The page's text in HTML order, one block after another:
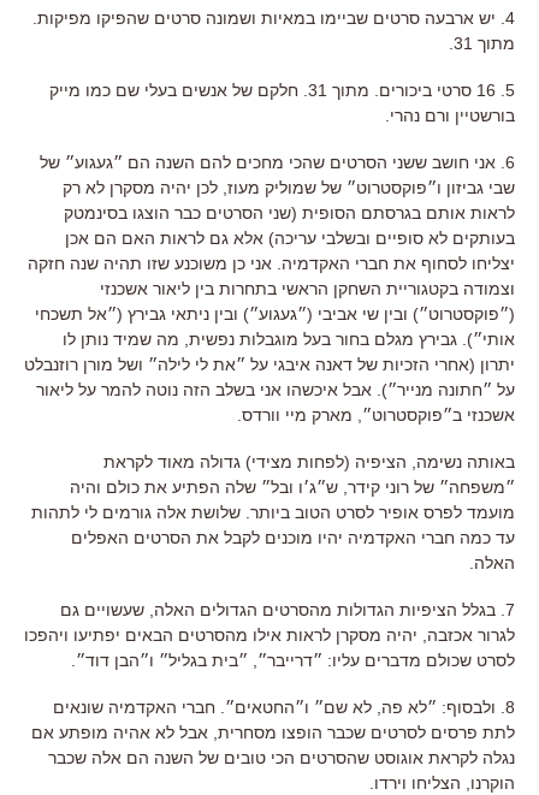
4. יש ארבעה סרטים שביימו במאיות ושמונה סרטים שהפיקו מפיקות.
מתוך 31.
5. 16 סרטי ביכורים. מתוך 31. חלקם של אנשים בעלי שם כמו מייק
בורשטיין ורם נהרי.
6. אני חושב ששני הסרטים שהכי מחכים להם השנה הם ״געגוע״ של
שבי גביזון ו״פוקסטרוט״ של שמוליק מעוז, לכן יהיה מסקרן לא רק
לראות אותם בגרסתם הסופית (שני הסרטים כבר הוצגו בסינמטק
בעותקים לא סופיים ובשלבי עריכה) אלא גם לראות האם הם אכן
יצליחו לסחוף את חברי האקדמיה. אני כן משוכנע שזו תהיה שנה חזקה
וצמודה בקטגוריית השחקן הראשי בתחרות בין ליאור אשכנזי
(״פוקסטרוט״) ובין שי אביבי (״געגוע״) ובין ניתאי גבירץ (״אל תשכחי
אותי״). גבירץ מגלם בחור בעל מוגבלות נפשית, מה שמיד נותן לו
יתרון (אחרי הזכיות של דאנה איבגי על ״את לי לילה״ ושל מורן רוזנבלט
על ״חתונה מנייר״). אבל איכשהו אני בשלב הזה נוטה להמר על ליאור
אשכנזי ב״פוקסטרוט״, מארק מיי וורדס.
באותה נשימה, הציפיה (לפחות מצידי) גדולה מאוד לקראת
״משפחה״ של רוני קידר, ש״ג׳ו ובל״ שלה הפתיע את כולם והיה
מועמד לפרס אופיר לסרט הטוב ביותר. שלושת אלה גורמים לי לתהות
עד כמה חברי האקדמיה יהיו מוכנים לקבל את הסרטים האפלים
האלה.
7. בגלל הציפיות הגדולות מהסרטים הגדולים האלה, שעשויים גם
לגרור אכזבה, יהיה מסקרן לראות אילו מהסרטים הבאים יפתיעו ויהפכו
לסרט שכולם מדברים עליו: ״דרייבר״, ״בית בגליל״ ו״הבן דוד״.
8. ולבסוף: ״לא פה, לא שם״ ו״החטאים״. חברי האקדמיה שונאים
לתת פרסים לסרטים שכבר הופצו מסחרית, אבל לא אהיה מופתע אם
נגלה לקראת אוגוסט שהסרטים הכי טובים של השנה הם אלה שכבר
הוקרנו, הצליחו וירדו.